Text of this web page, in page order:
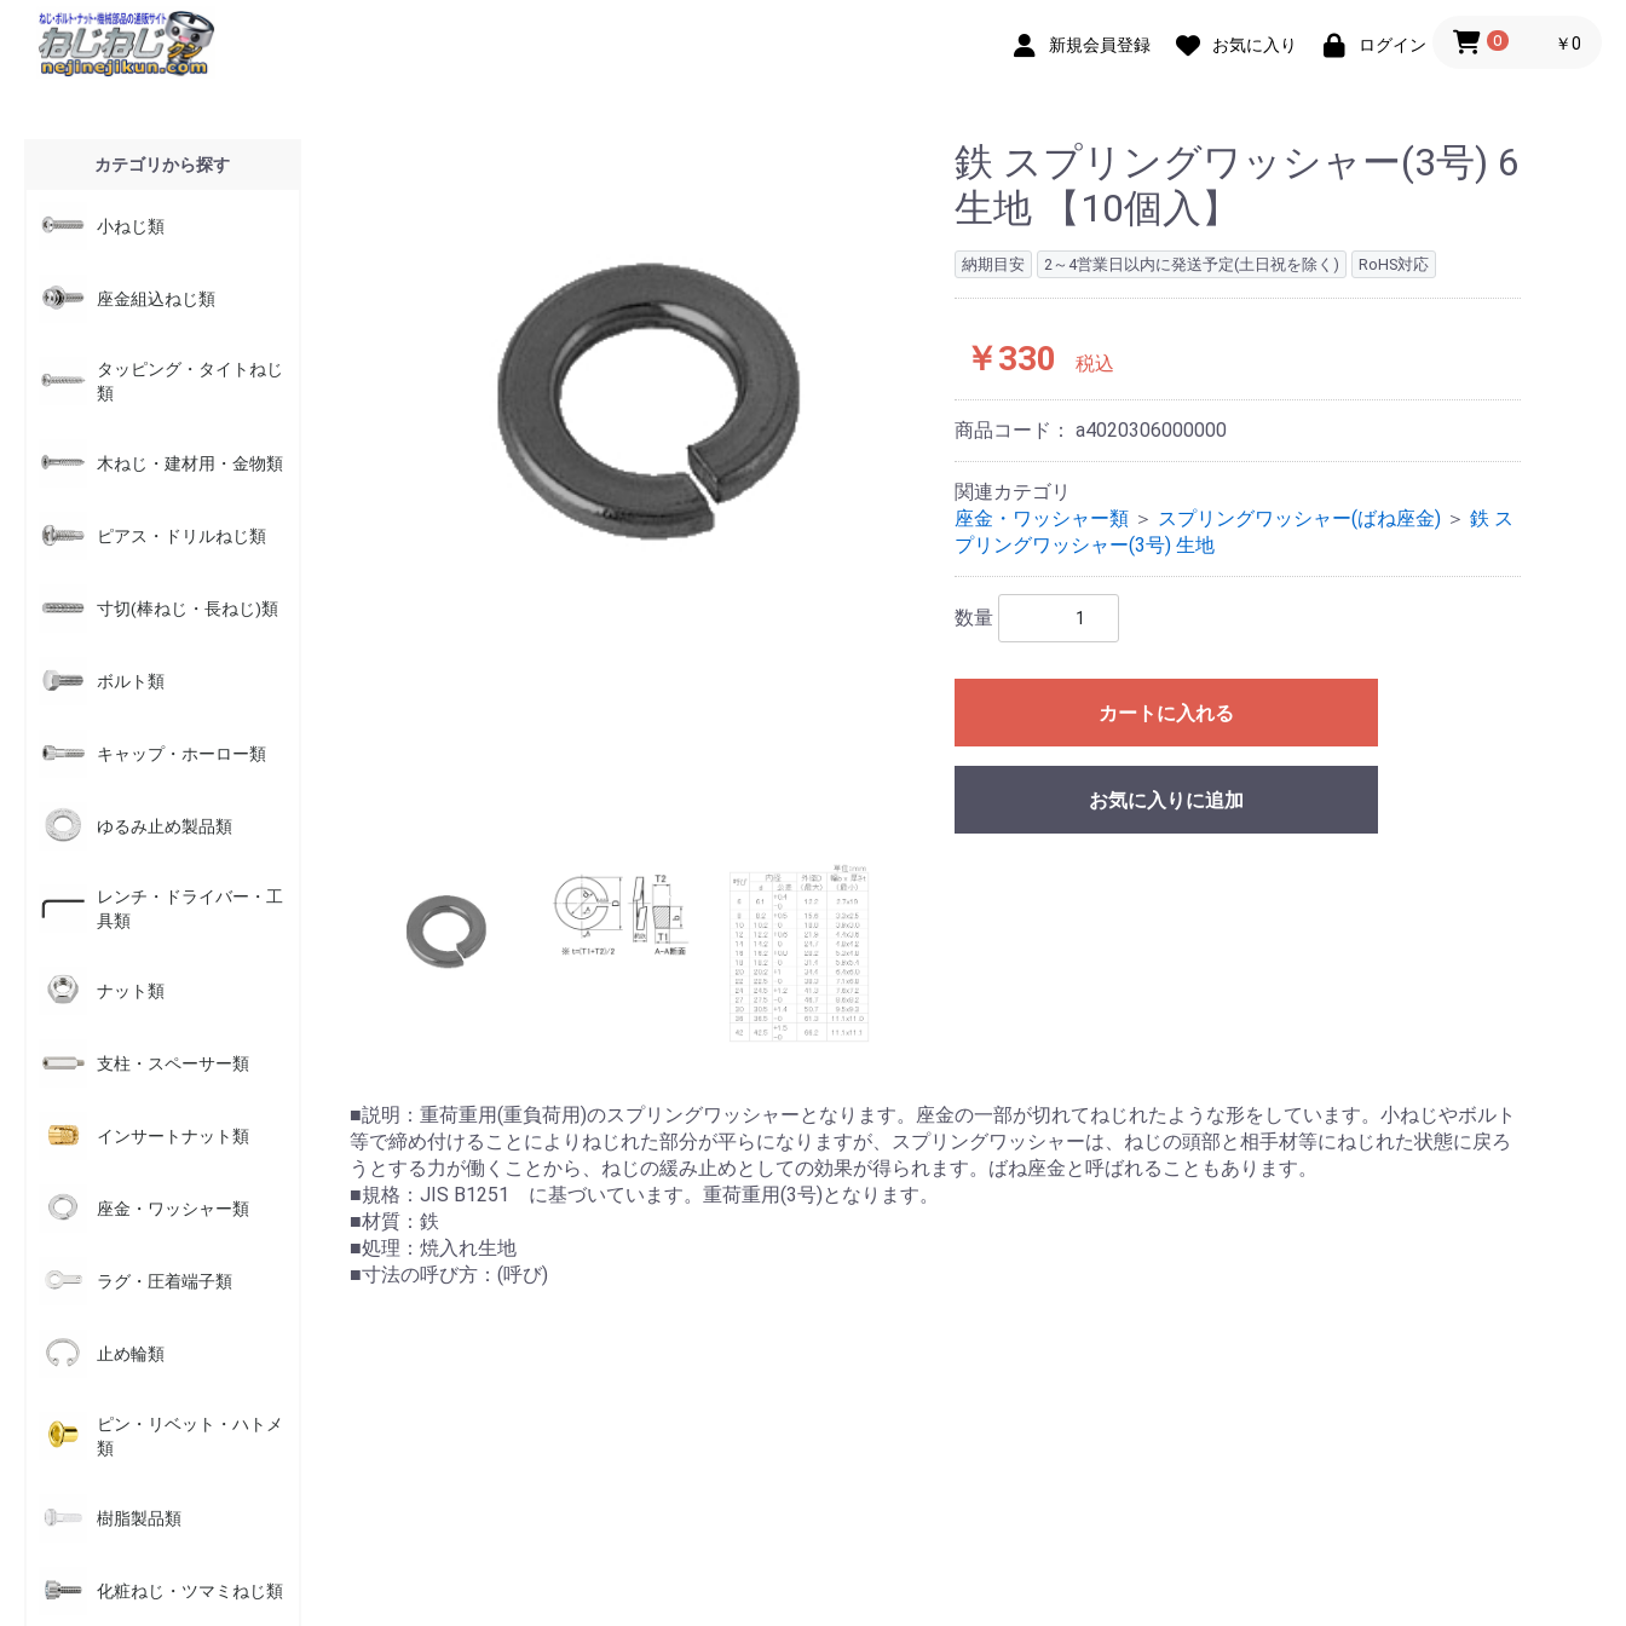
新規会員登録 お気に入り ログイン 0 ￥0
カテゴリから探す
小ねじ類
座金組込ねじ類
タッピング・タイトねじ
類
木ねじ・建材用・金物類
ピアス・ドリルねじ類
寸切(棒ねじ・長ねじ)類
ボルト類
キャップ・ホーロー類
ゆるみ止め製品類
レンチ・ドライバー・工
具類
ナット類
支柱・スペーサー類
インサートナット類
座金・ワッシャー類
ラグ・圧着端子類
止め輪類
ピン・リベット・ハトメ
類
樹脂製品類
化粧ねじ・ツマミねじ類
鉄 スプリングワッシャー(3号) 6
生地 【10個入】
納期目安 2～4営業日以内に発送予定(土日祝を除く) RoHS対応
￥330 税込
商品コード： a4020306000000
関連カテゴリ
座金・ワッシャー類 ＞ スプリングワッシャー(ばね座金) ＞ 鉄 ス
プリングワッシャー(3号) 生地
数量
カートに入れる
お気に入りに追加
■説明：重荷重用(重負荷用)のスプリングワッシャーとなります。座金の一部が切れてねじれたような形をしています。小ねじやボルト
等で締め付けることによりねじれた部分が平らになりますが、スプリングワッシャーは、ねじの頭部と相手材等にねじれた状態に戻ろ
うとする力が働くことから、ねじの緩み止めとしての効果が得られます。ばね座金と呼ばれることもあります。
■規格：JIS B1251 に基づいています。重荷重用(3号)となります。
■材質：鉄
■処理：焼入れ生地
■寸法の呼び方：(呼び)